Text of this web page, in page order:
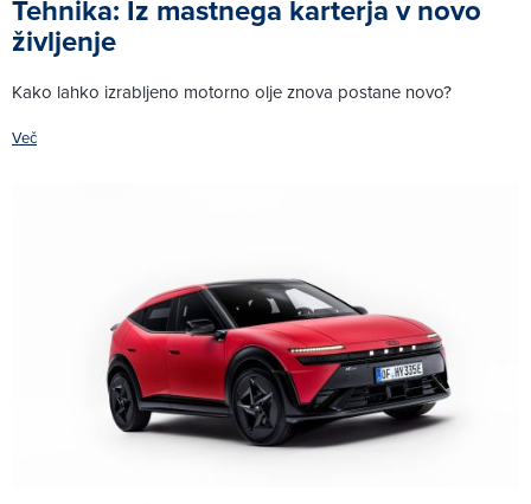
Tehnika: Iz mastnega karterja v novo
življenje
Kako lahko izrabljeno motorno olje znova postane novo?
Več